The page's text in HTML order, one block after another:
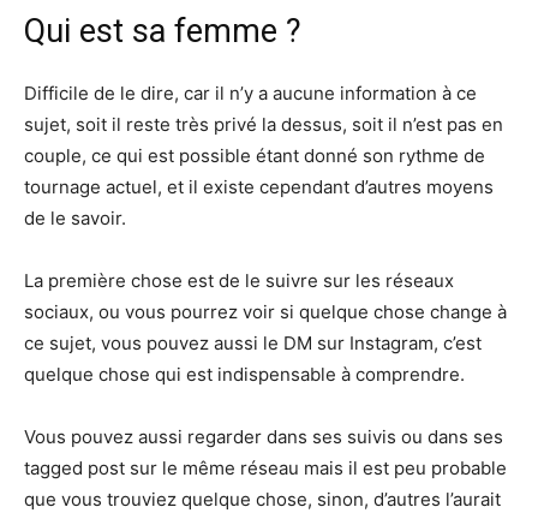
Qui est sa femme ?
Difficile de le dire, car il n’y a aucune information à ce
sujet, soit il reste très privé la dessus, soit il n’est pas en
couple, ce qui est possible étant donné son rythme de
tournage actuel, et il existe cependant d’autres moyens
de le savoir.
La première chose est de le suivre sur les réseaux
sociaux, ou vous pourrez voir si quelque chose change à
ce sujet, vous pouvez aussi le DM sur Instagram, c’est
quelque chose qui est indispensable à comprendre.
Vous pouvez aussi regarder dans ses suivis ou dans ses
tagged post sur le même réseau mais il est peu probable
que vous trouviez quelque chose, sinon, d’autres l’aurait